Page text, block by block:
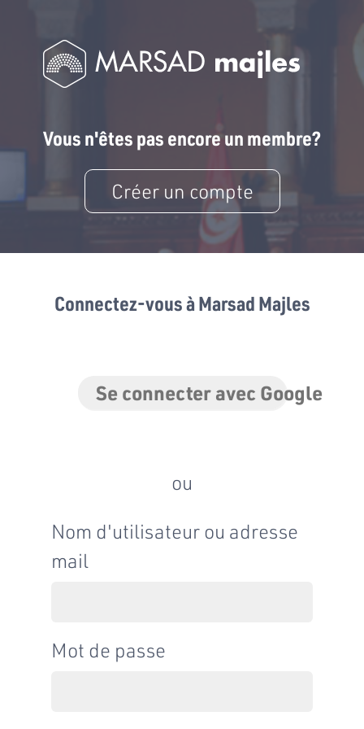
Vous n'êtes pas encore un membre?
Créer un compte
Connectez-vous à Marsad Majles
Se connecter avec Google
ou
Nom d'utilisateur ou adresse
mail
Mot de passe